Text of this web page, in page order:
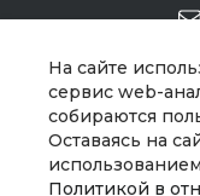
На сайте
сервис web-
собираются
Оставаясь на
Политикой в
г.